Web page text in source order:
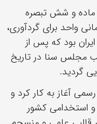
ماده و شش تبصره
واحد برای گردآوری،
بود که پس از
مجلس سنا در تاریخ
آغاز به کار کرد و
و استخدامی کشور